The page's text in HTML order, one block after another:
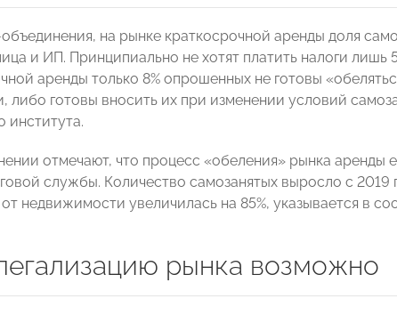
на рынке краткосрочной аренды доля
и ИП. Принципиально не хотят платить налоги лишь
аренды только 8% опрошенных не готовы
либо готовы вносить их при изменении условий
института.
отмечают, что процесс «обеления» рынка аренды
службы. Количество самозанятых выросло с 2019
недвижимости увеличилась на 85%, указывается в
рынка возможно